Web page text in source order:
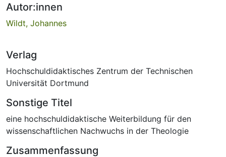
Autor:innen
Wildt, Johannes
Verlag
Hochschuldidaktisches Zentrum der Technischen
Universität Dortmund
Sonstige Titel
eine hochschuldidaktische Weiterbildung für den
wissenschaftlichen Nachwuchs in der Theologie
Zusammenfassung